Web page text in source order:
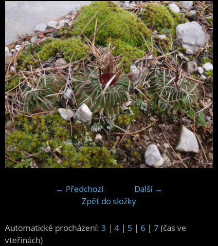
← Předchozí
Další →
Zpět do složky
Automatické procházení: 3 | 4 | 5 | 6 | 7 (čas ve
vteřinách)